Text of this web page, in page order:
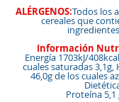
ALÉRGENOS:Todos los
cereales que
Información
Energía 1703kJ/
cuales saturadas
46,0g de los cuales
Proteína 5,1